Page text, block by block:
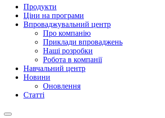
Продукти
Ціни на програми
Впроваджувальний центр
Про компанію
Приклади впроваджень
Наші розробки
Робота в компанії
Навчальний центр
Новини
Оновлення
Статті